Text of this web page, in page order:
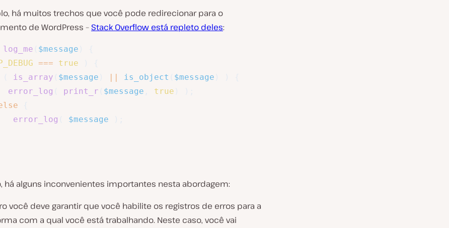
há muitos trechos que você pode redirecionar para o
de WordPress – Stack Overflow está repleto deles:
log_me $message
=== true
is_array $message || is_object $message
error_log
print_r $message true
error_log
$message
há alguns inconvenientes importantes nesta abordagem:
você deve garantir que você habilite os registros de erros para a
com a qual você está trabalhando. Neste caso, você vai